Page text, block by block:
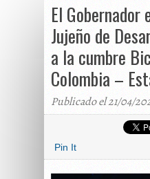
El
Jujeño de
a la cumbre
Colombia –
Publicado el 21/04/
Pin It